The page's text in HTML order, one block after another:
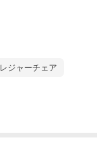
レジャーチェア